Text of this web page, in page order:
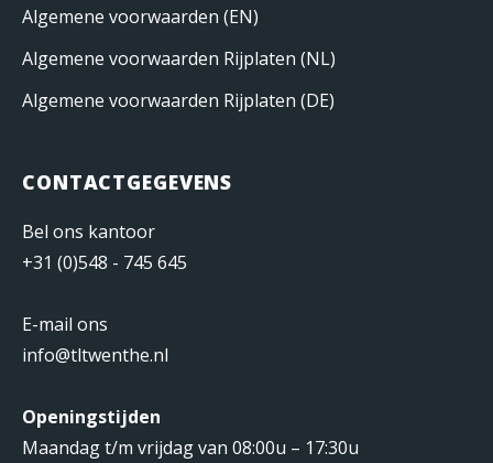
Algemene voorwaarden (EN)
Algemene voorwaarden Rijplaten (NL)
Algemene voorwaarden Rijplaten (DE)
CONTACTGEGEVENS
Bel ons kantoor
+31 (0)548 - 745 645
E-mail ons
info@tltwenthe.nl
Openingstijden
Maandag t/m vrijdag van 08:00u – 17:30u